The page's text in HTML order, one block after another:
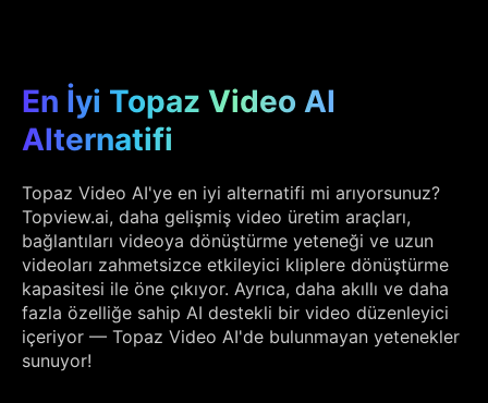
En İyi Topaz Video AI
Alternatifi
Topaz Video AI'ye en iyi alternatifi mi arıyorsunuz?
Topview.ai, daha gelişmiş video üretim araçları,
bağlantıları videoya dönüştürme yeteneği ve uzun
videoları zahmetsizce etkileyici kliplere dönüştürme
kapasitesi ile öne çıkıyor. Ayrıca, daha akıllı ve daha
fazla özelliğe sahip AI destekli bir video düzenleyici
içeriyor — Topaz Video AI'de bulunmayan yetenekler
sunuyor!